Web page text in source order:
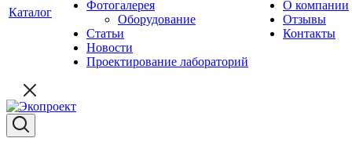
Каталог
Фотогалерея
Оборудование
Статьи
Новости
Проектирование лабораторий
О компании
Отзывы
Контакты